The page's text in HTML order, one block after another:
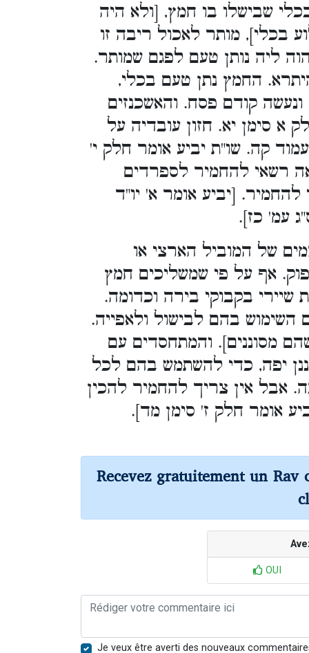
שבישלו בו חמץ, [ולא היה
בכלי], מותר לאכול ריבה זו
ליה נותן טעם לפגם שמותר.
החמץ נתן טעם בכלי,
קודם פסח. והאשכנזים
א סימן יא. חזון עובדיה על
קה. שו"ת יביע אומר חלק י'
רשאי להחמיר לספרדים
להחמיר. [יביע אומר א' יו"ד
עמ' כז].
של המוביל הארצי או
אף על פי שמשליכים חמץ
בקבוקי בירה וכדומה.
השימוש בהם לבישול ולאפייה.
מסוננים]. והמתחסדים עם
יפה, כדי להשתמש בהם לכל
אבל אין צריך להחמיר להכין
אומר חלק ז' סימן מד].
Recevez gratuitement un Rav
OUI
Je veux être averti des nouveaux